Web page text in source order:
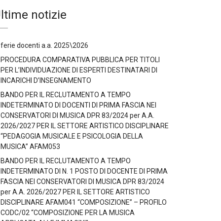
notizie
ferie docenti a.a. 2025\2026
PROCEDURA COMPARATIVA PUBBLICA PER TITOLI
PER L’INDIVIDUAZIONE DI ESPERTI DESTINATARI DI
INCARICHI D’INSEGNAMENTO
BANDO PER IL RECLUTAMENTO A TEMPO
INDETERMINATO DI DOCENTI DI PRIMA FASCIA NEI
CONSERVATORI DI MUSICA DPR 83/2024 per A.A.
2026/2027 PER IL SETTORE ARTISTICO DISCIPLINARE
“PEDAGOGIA MUSICALE E PSICOLOGIA DELLA
MUSICA” AFAM053
BANDO PER IL RECLUTAMENTO A TEMPO
INDETERMINATO DI N. 1 POSTO DI DOCENTE DI PRIMA
FASCIA NEI CONSERVATORI DI MUSICA DPR 83/2024
per A.A. 2026/2027 PER IL SETTORE ARTISTICO
DISCIPLINARE AFAM041 “COMPOSIZIONE” – PROFILO
CODC/02 “COMPOSIZIONE PER LA MUSICA